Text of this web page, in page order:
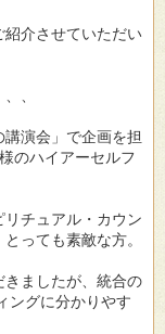
介させていただい
、
演会」で企画を担
のハイアーセルフ
チュアル・カウン
っても素敵な方。
ましたが、統合の
ングに分かりやす